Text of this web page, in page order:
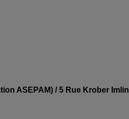
ASEPAM) / 5 Rue Krober Imlin